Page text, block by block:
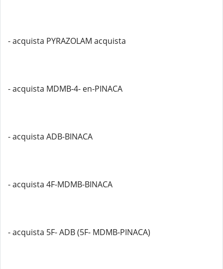
- acquista PYRAZOLAM acquista
- acquista MDMB-4- en-PINACA
- acquista ADB-BINACA
- acquista 4F-MDMB-BINACA
- acquista 5F- ADB (5F- MDMB-PINACA)